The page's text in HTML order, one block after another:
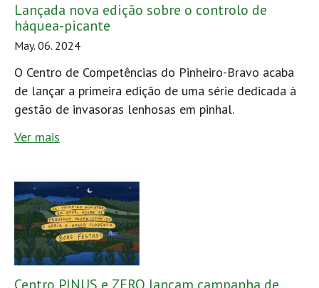
Lançada nova edição sobre o controlo de
háquea-picante
May. 06. 2024
O Centro de Competências do Pinheiro-Bravo acaba
de lançar a primeira edição de uma série dedicada à
gestão de invasoras lenhosas em pinhal.
Ver mais